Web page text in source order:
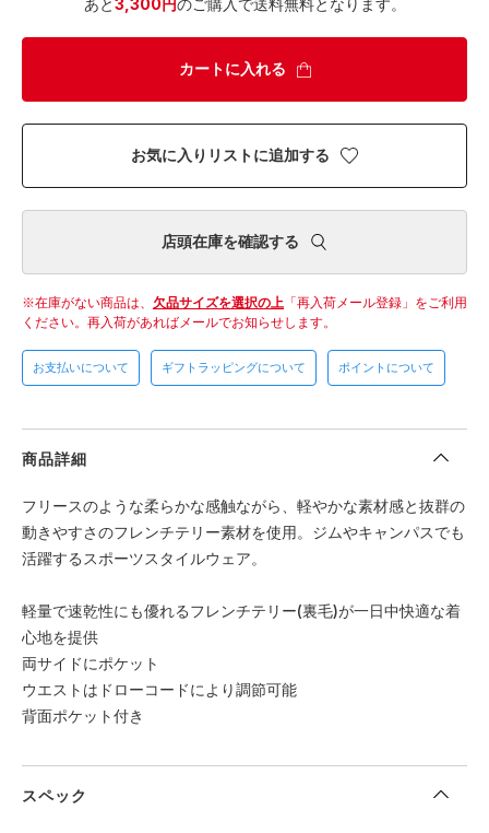
あと3,300円のご購入で送料無料となります。
カートに入れる
お気に入りリストに追加する
店頭在庫を確認する
在庫がない商品は、 欠品サイズを選択の上 「再入荷メール登録」をご利用
ください。 再入荷があればメールでお知らせします。
お支払いについて ギフトラッピングについて ポイントについて
商品詳細
フリースのような柔らかな感触ながら、軽やかな素材感と抜群の
動きやすさのフレンチテリー素材を使用。ジムやキャンパスでも
活躍するスポーツスタイルウェア。
軽量で速乾性にも優れるフレンチテリー(裏毛)が一日中快適な着
心地を提供
両サイドにポケット
ウエストはドローコードにより調節可能
背面ポケット付き
スペック